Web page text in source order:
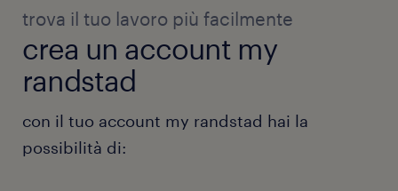
trova il tuo lavoro più facilmente
crea un account my
randstad
con il tuo account my randstad hai la
possibilità di: